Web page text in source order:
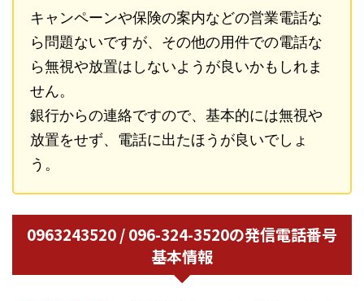
キャンペーンや保険の案内などの営業電話な
ら問題ないですが、その他の用件での電話な
ら無視や放置はしないようが良いかもしれま
せん。
銀行からの連絡ですので、基本的には無視や
放置をせず、電話に出たほうが良いでしょ
う。
0963243520 / 096-324-3520の発信電話番号
基本情報